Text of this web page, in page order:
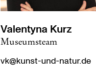
Valentyna Kurz
Museumsteam
vk@kunst-und-natur.de